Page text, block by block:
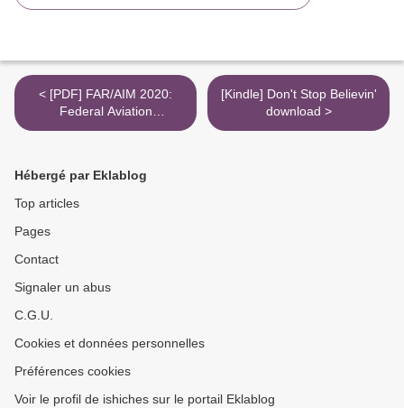
< [PDF] FAR/AIM 2020:
Federal Aviation
Regulations/Aeronautical
[Kindle] Don't Stop Believin'
download >
Hébergé par Eklablog
Top articles
Pages
Contact
Signaler un abus
C.G.U.
Cookies et données personnelles
Préférences cookies
Voir le profil de ishiches sur le portail Eklablog